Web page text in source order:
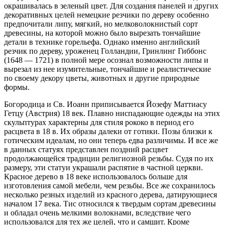
окрашивалась в зеленый цвет. Для создания панелей и других
декоративных целей немецкие резчики по дереву особенно
предпочитали липу, мягкий, но мелковолокнистый сорт
древесины, на которой можно было вырезать тончайшие
детали в технике горельефа. Однако именно английский
резчик по дереву, уроженец Голландии, Гринлинг Гиббонс
(1648 — 1721) в полной мере осознал возможности липы и
вырезал из нее изумительные, тончайшие и реалистические
по своему декору цветы, животных и другие природные
формы.
Богородица и Св. Иоанн приписывается Йозефу Маттиасу
Гетцу (Австрия) 18 век. Плавно ниспадающие одежды на этих
скульптурах характерны для стиля рококо в период его
расцвета в 18 в. Их образы далеки от готики. Позы близки к
готическим идеалам, но они теперь едва различимы. И все же
в данных статуях представлен поздний расцвет
продолжающейся традиции религиозной резьбы. Судя по их
размеру, эти статуи украшали распятие в частной церкви.
Красное дерево в 18 веке использовалось больше для
изготовления самой мебели, чем резьбы. Все же сохранилось
несколько резных изделий из красного дерева, датирующиеся
началом 17 века. Тис относился к твердым сортам древесины
и обладал очень мелкими волокнами, вследствие чего
использовался для тех же целей, что и самшит. Кроме